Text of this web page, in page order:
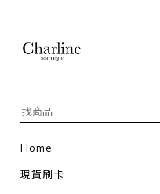
Home
現貨刷卡